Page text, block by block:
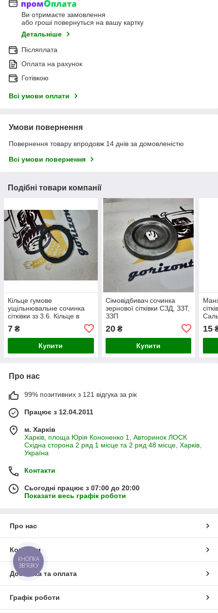
Ви отримаєте замовлення
або гроші повернуться на вашу картку
Детальніше
Післяплата
Оплата на рахунок
Готівкою
Всі умови оплати
Умови повернення
Повернення товару впродовж 14 днів за домовленістю
Всі умови повернення
Подібні товари компанії
Кільце гумове
ущільнювальне сочинка
сітківки зз 3.6. Кільце в
сошник на сітківку зернове
7 ₴
Купити
Сімовідбивач сочинка
зернової сітківки СЗД, ЗЗТ,
ЗЗП
20₴
Купити
15
Про нас
99% позитивних з 121 відгука за рік
Працює з 12.04.2011
м. Харків
Харків, площа Юрія Кононенко 1, Авторинок ЛОСК
Східна сторона 2 ряд 1 місце та 2 ряд 48 місце, Харків,
Україна
Контакти
Сьогодні працює з 07:00 до 20:00
Показати весь графік роботи
Про нас
Контакти
Доставка та оплата
Графік роботи
КНОПКА
ЗВ'ЯЗКУ